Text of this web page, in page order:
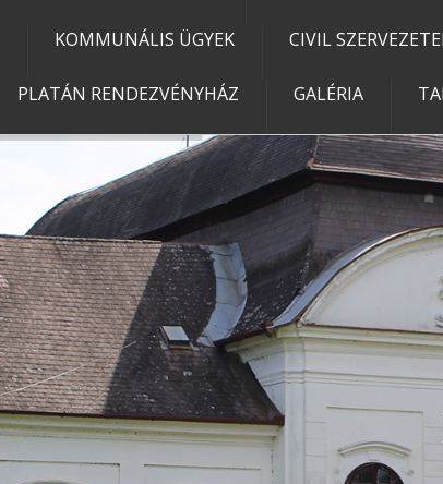
KOMMUNÁLIS ÜGYEK CIVIL
PLATÁN RENDEZVÉNYHÁZ GALÉRIA